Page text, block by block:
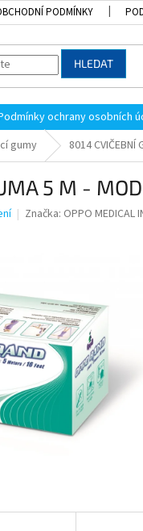
PODMÍNKY
HLEDAT
ochrany osobních
gumy 8014 CVIČEBNÍ
5 M -
Značka: OPPO MEDICAL